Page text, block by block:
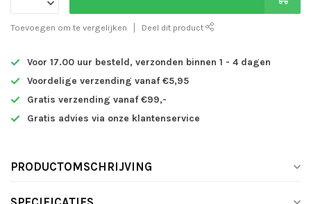
Toevoegen om te vergelijken Deel dit product
Voor 17.00 uur besteld, verzonden binnen 1 - 4 dagen
Voordelige verzending vanaf €5,95
Gratis verzending vanaf €99,-
Gratis advies via onze klantenservice
PRODUCTOMSCHRIJVING